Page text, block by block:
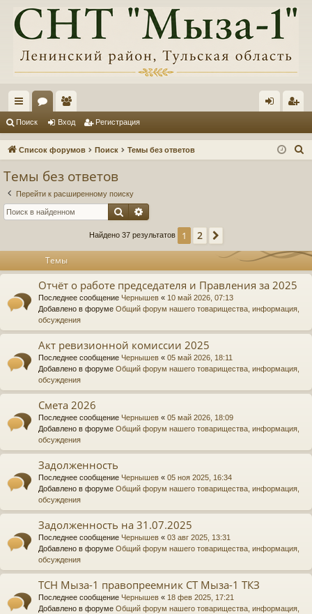
с
ы ум
ол
ьз
ел
д ис
Поиск Вход Регистрация
Список форумов Поиск Темы без ответов
Темы без ответов
Перейти к расширенному поиску
Поиск
Найдено 37 результатов 1 2
Темы
Отчёт о работе председателя и Правления за 2025
Последнее сообщение Чернышев « 10 май 2026, 07:13
Добавлено в форуме Общий форум нашего товарищества, информация,
обсуждения
Акт ревизионной комиссии 2025
Последнее сообщение Чернышев « 05 май 2026, 18:11
Добавлено в форуме Общий форум нашего товарищества, информация,
обсуждения
Смета 2026
Последнее сообщение Чернышев « 05 май 2026, 18:09
Добавлено в форуме Общий форум нашего товарищества, информация,
обсуждения
Задолженность
Последнее сообщение Чернышев « 05 ноя 2025, 16:34
Добавлено в форуме Общий форум нашего товарищества, информация,
обсуждения
Задолженность на 31.07.2025
Последнее сообщение Чернышев « 03 авг 2025, 13:31
Добавлено в форуме Общий форум нашего товарищества, информация,
обсуждения
ТСН Мыза-1 правопреемник СТ Мыза-1 ТКЗ
Последнее сообщение Чернышев « 18 фев 2025, 17:21
Добавлено в форуме Общий форум нашего товарищества, информация,